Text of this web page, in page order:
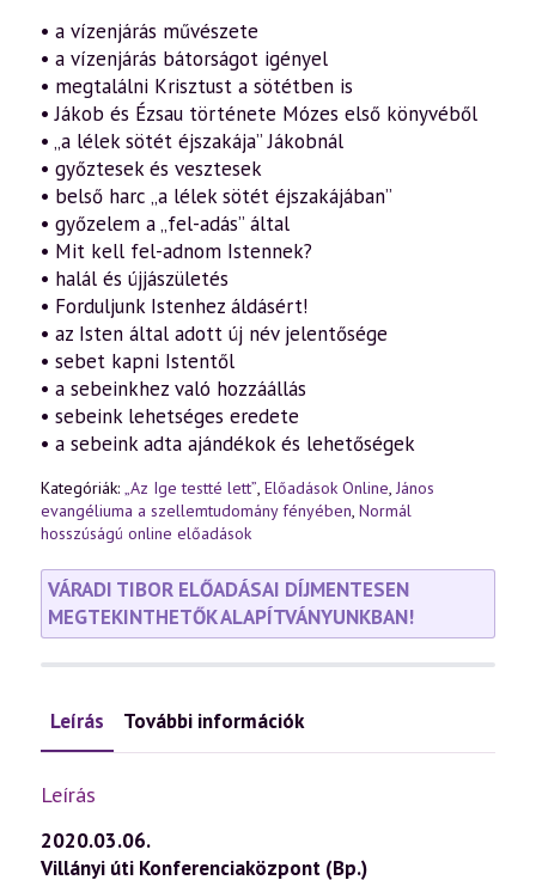
János
evangéliuma
a
szellemtudomány
fényében
61.
rész
(2020.03.06.)
mennyiség
• a vízenjárás művészete
• a vízenjárás bátorságot igényel
• megtalálni Krisztust a sötétben is
• Jákob és Ézsau története Mózes első könyvéből
• „a lélek sötét éjszakája” Jákobnál
• győztesek és vesztesek
• belső harc „a lélek sötét éjszakájában”
• győzelem a „fel-adás” által
• Mit kell fel-adnom Istennek?
• halál és újjászületés
• Forduljunk Istenhez áldásért!
• az Isten által adott új név jelentősége
• sebet kapni Istentől
• a sebeinkhez való hozzáállás
• sebeink lehetséges eredete
• a sebeink adta ajándékok és lehetőségek
Kategóriák: „Az Ige testté lett”, Előadások Online, János
evangéliuma a szellemtudomány fényében, Normál
hosszúságú online előadások
VÁRADI TIBOR ELŐADÁSAI DÍJMENTESEN
MEGTEKINTHETŐK ALAPÍTVÁNYUNKBAN!
Leírás További információk
Leírás
2020.03.06.
Villányi úti Konferenciaközpont (Bp.)